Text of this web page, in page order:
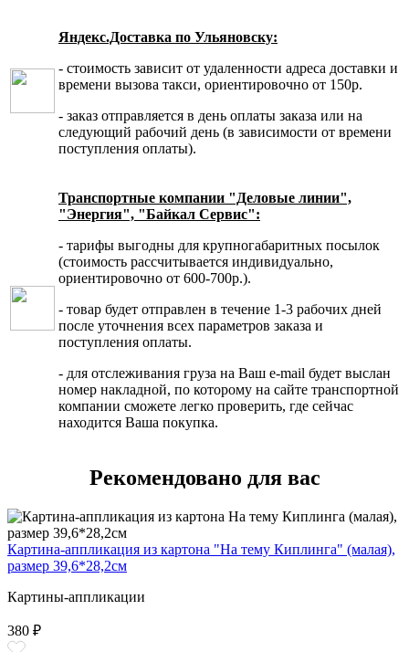
Яндекс.Доставка по Ульяновску:
- стоимость зависит от удаленности адреса доставки и
времени вызова такси, ориентировочно от 150р.
- заказ отправляется в день оплаты заказа или на
следующий рабочий день (в зависимости от времени
поступления оплаты).
Транспортные компании "Деловые линии",
"Энергия", "Байкал Сервис":
- тарифы выгодны для крупногабаритных посылок
(стоимость рассчитывается индивидуально,
ориентировочно от 600-700р.).
- товар будет отправлен в течение 1-3 рабочих дней
после уточнения всех параметров заказа и
поступления оплаты.
- для отслеживания груза на Ваш e-mail будет выслан
номер накладной, по которому на сайте транспортной
компании сможете легко проверить, где сейчас
находится Ваша покупка.
Рекомендовано для вас
Картина-аппликация из картона "На тему Киплинга" (малая),
размер 39,6*28,2см
Картины-аппликации
380 ₽